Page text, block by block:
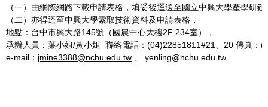
（一）由網際網路下載申請表格，填妥後逕送至國立中興大學產學研
（二）亦得逕至中興大學索取技術資料及申請表格，
地點：台中市興大路145號（國農中心大樓2F 234室），
承辦人員：葉小姐/黃小姐 聯絡電話：(04)22851811#21、20 傳真：
e-mail： jmine3388@nchu.edu.tw 、 yenling@nchu.edu.tw